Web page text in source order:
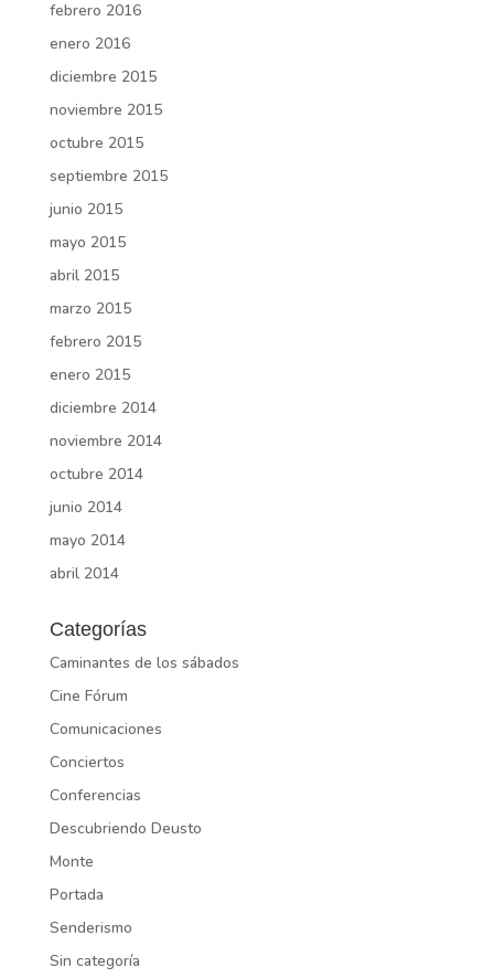
febrero 2016
enero 2016
diciembre 2015
noviembre 2015
octubre 2015
septiembre 2015
junio 2015
mayo 2015
abril 2015
marzo 2015
febrero 2015
enero 2015
diciembre 2014
noviembre 2014
octubre 2014
junio 2014
mayo 2014
abril 2014
Categorías
Caminantes de los sábados
Cine Fórum
Comunicaciones
Conciertos
Conferencias
Descubriendo Deusto
Monte
Portada
Senderismo
Sin categoría